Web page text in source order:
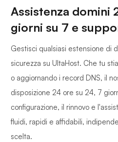
Assistenza domini
giorni su 7 e
Gestisci qualsiasi estensione di
sicurezza su UltaHost. Che tu
o aggiornando i record DNS, il
disposizione 24 ore su 24, 7
configurazione, il rinnovo e
fluidi, rapidi e affidabili,
scelta.